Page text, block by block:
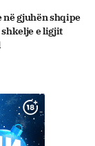
në gjuhën shqipe
e ligjit